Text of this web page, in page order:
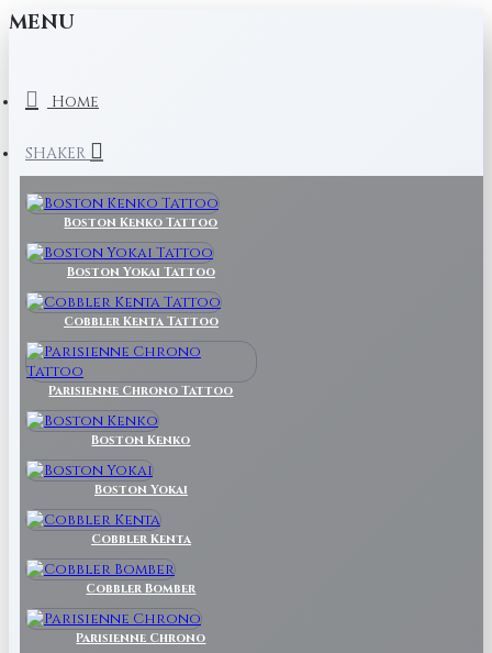
MENU
Home
SHAKER
Boston Kenko Tattoo
Boston Yokai Tattoo
Cobbler Kenta Tattoo
Parisienne Chrono Tattoo
Boston Kenko
Boston Yokai
Cobbler Kenta
Cobbler Bomber
Parisienne Chrono